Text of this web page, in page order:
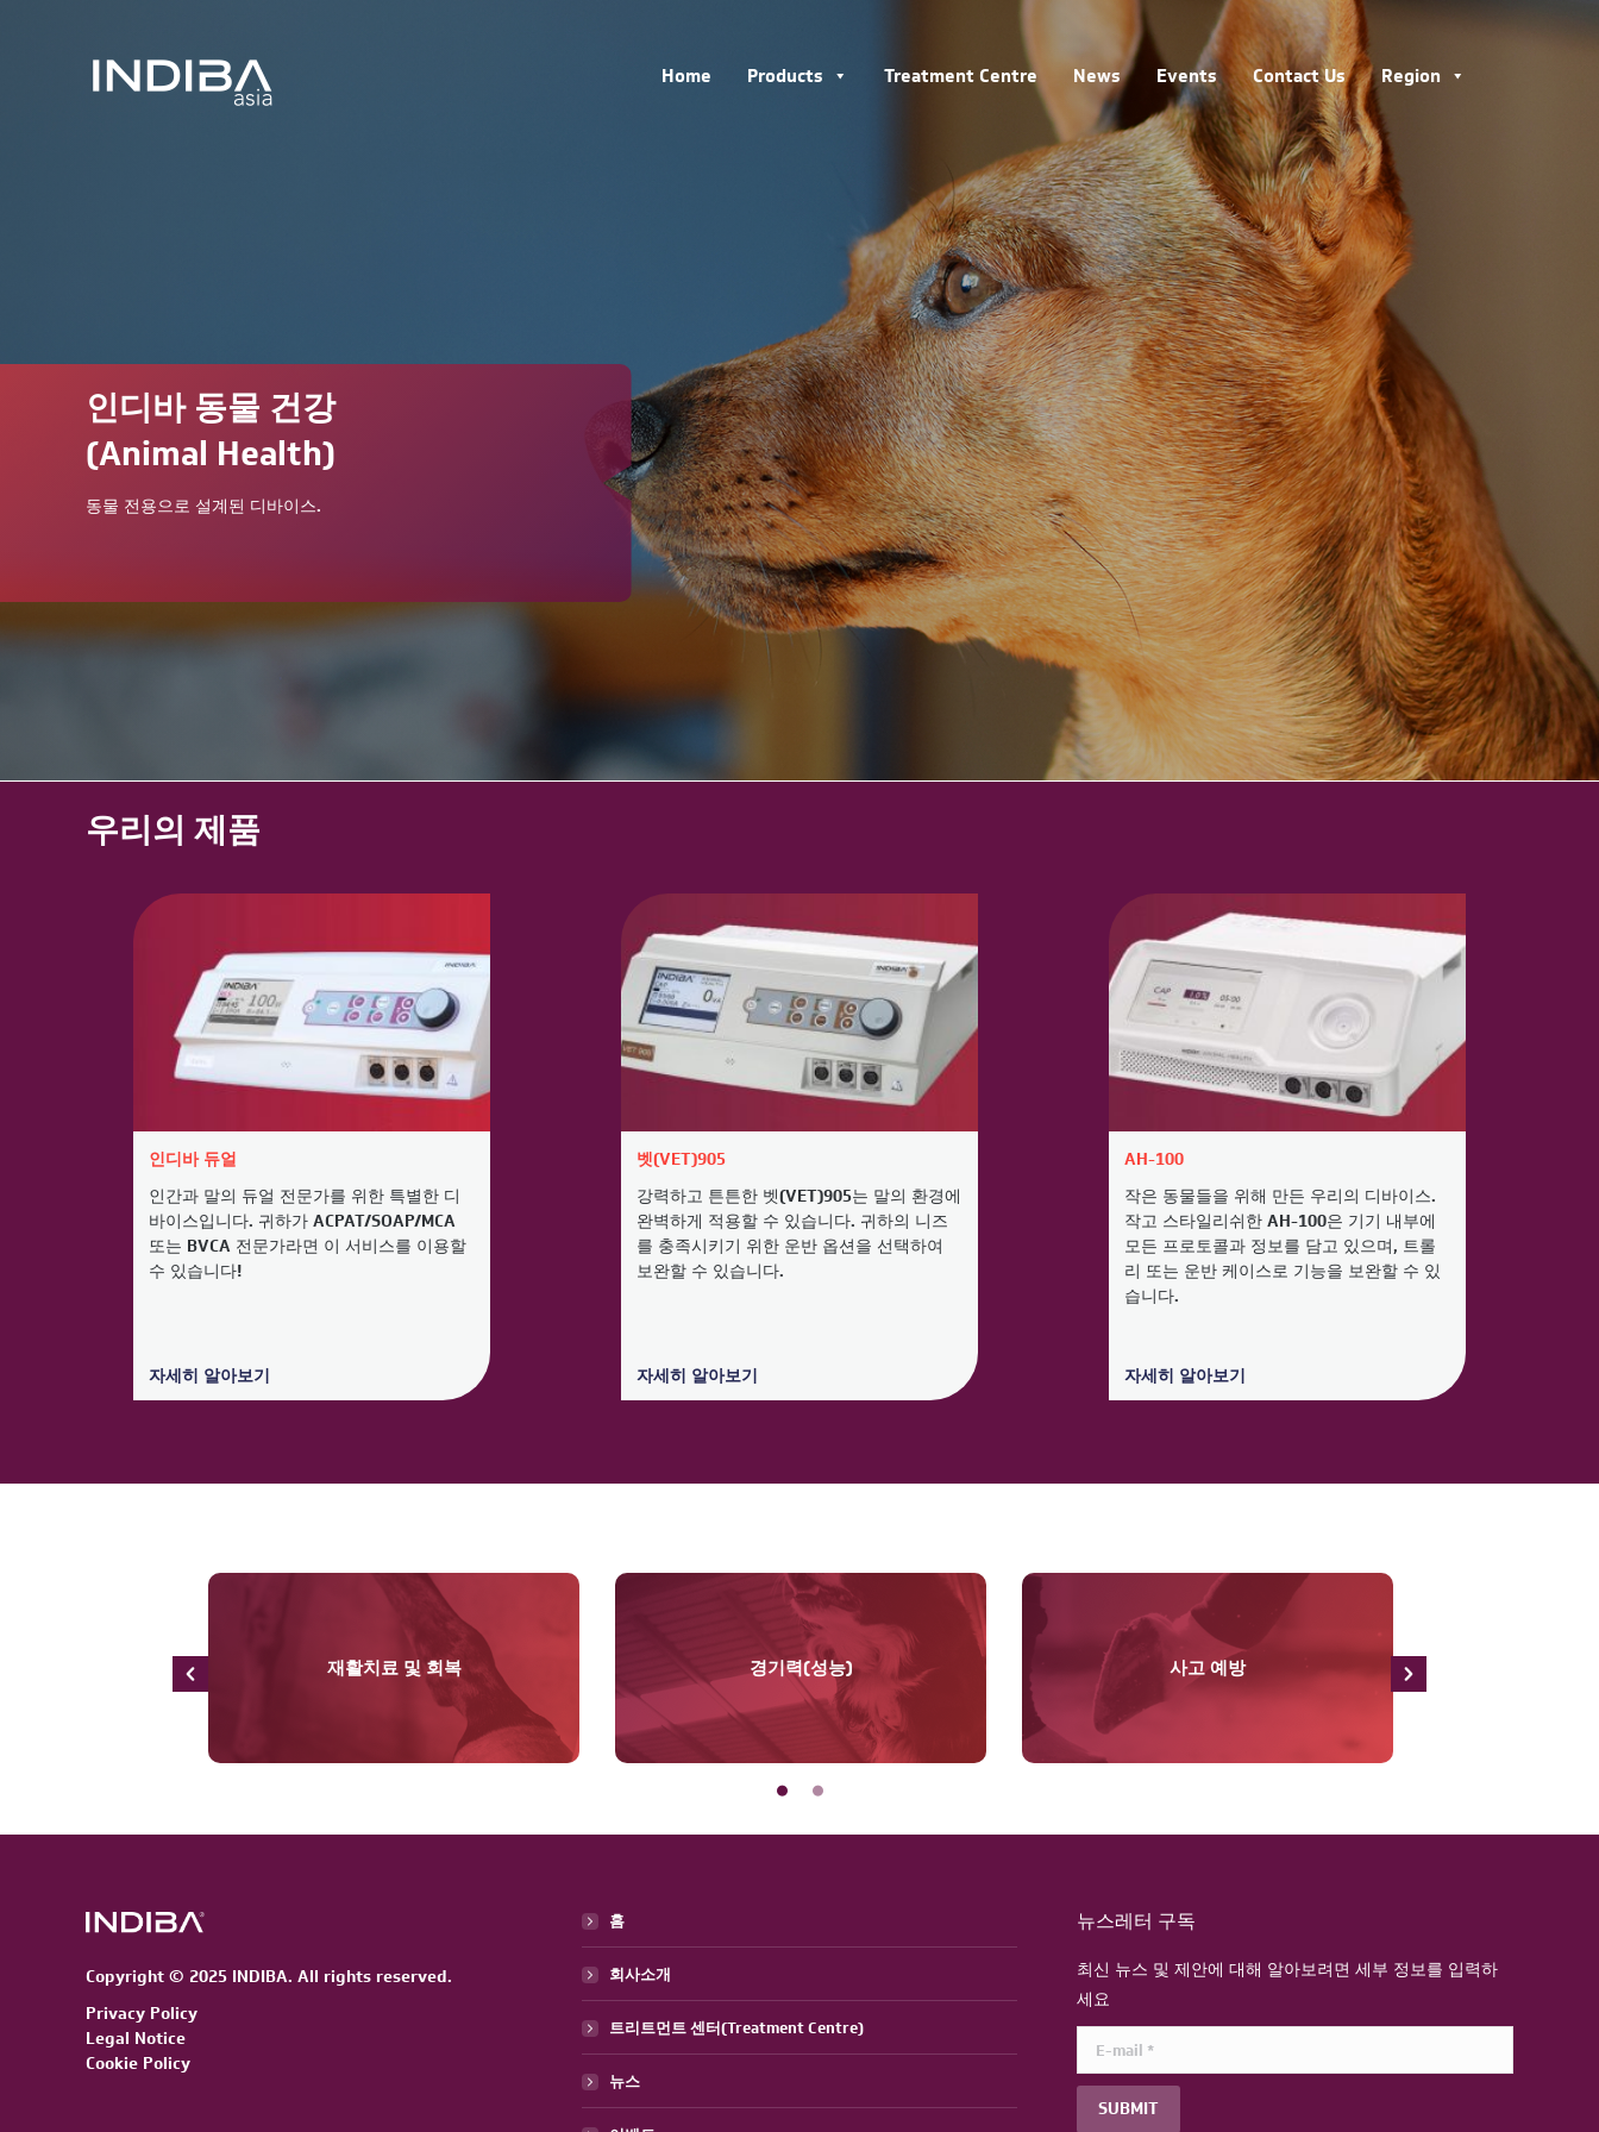
Home Products Treatment Centre News Events Contact Us Region
인디바 동물 건강
(Animal Health)
동물 전용으로 설계된 디바이스.
우리의 제품
인디바 듀얼
인간과 말의 듀얼 전문가를 위한 특별한 디
바이스입니다. 귀하가 ACPAT/SOAP/MCA
또는 BVCA 전문가라면 이 서비스를 이용할
수 있습니다!
자세히 알아보기
벳(VET)905
강력하고 튼튼한 벳(VET)905는 말의 환경에
완벽하게 적용할 수 있습니다. 귀하의 니즈
를 충족시키기 위한 운반 옵션을 선택하여
보완할 수 있습니다.
자세히 알아보기
AH-100
작은 동물들을 위해 만든 우리의 디바이스.
작고 스타일리쉬한 AH-100은 기기 내부에
모든 프로토콜과 정보를 담고 있으며, 트롤
리 또는 운반 케이스로 기능을 보완할 수 있
습니다.
자세히 알아보기
재활치료 및 회복 경기력(성능) 사고 예방
Copyright © 2025 INDIBA. All rights reserved.
Privacy Policy
Legal Notice
Cookie Policy
홈
회사소개
트리트먼트 센터(Treatment Centre)
뉴스
뉴스레터 구독
최신 뉴스 및 제안에 대해 알아보려면 세부 정보를 입력하
세요
E-mail *
SUBMIT